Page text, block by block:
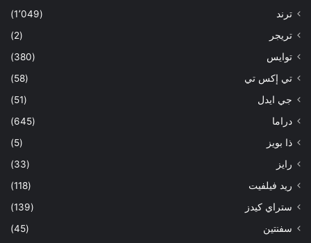
ترند
(1٬049)
تريجر
(2)
توايس
(380)
تي إكس تي
(58)
جي ايدل
(51)
دراما
(645)
ذا بويز
(5)
رايز
(33)
ريد فيلفيت
(118)
ستراي كيدز
(139)
سفنتين
(45)